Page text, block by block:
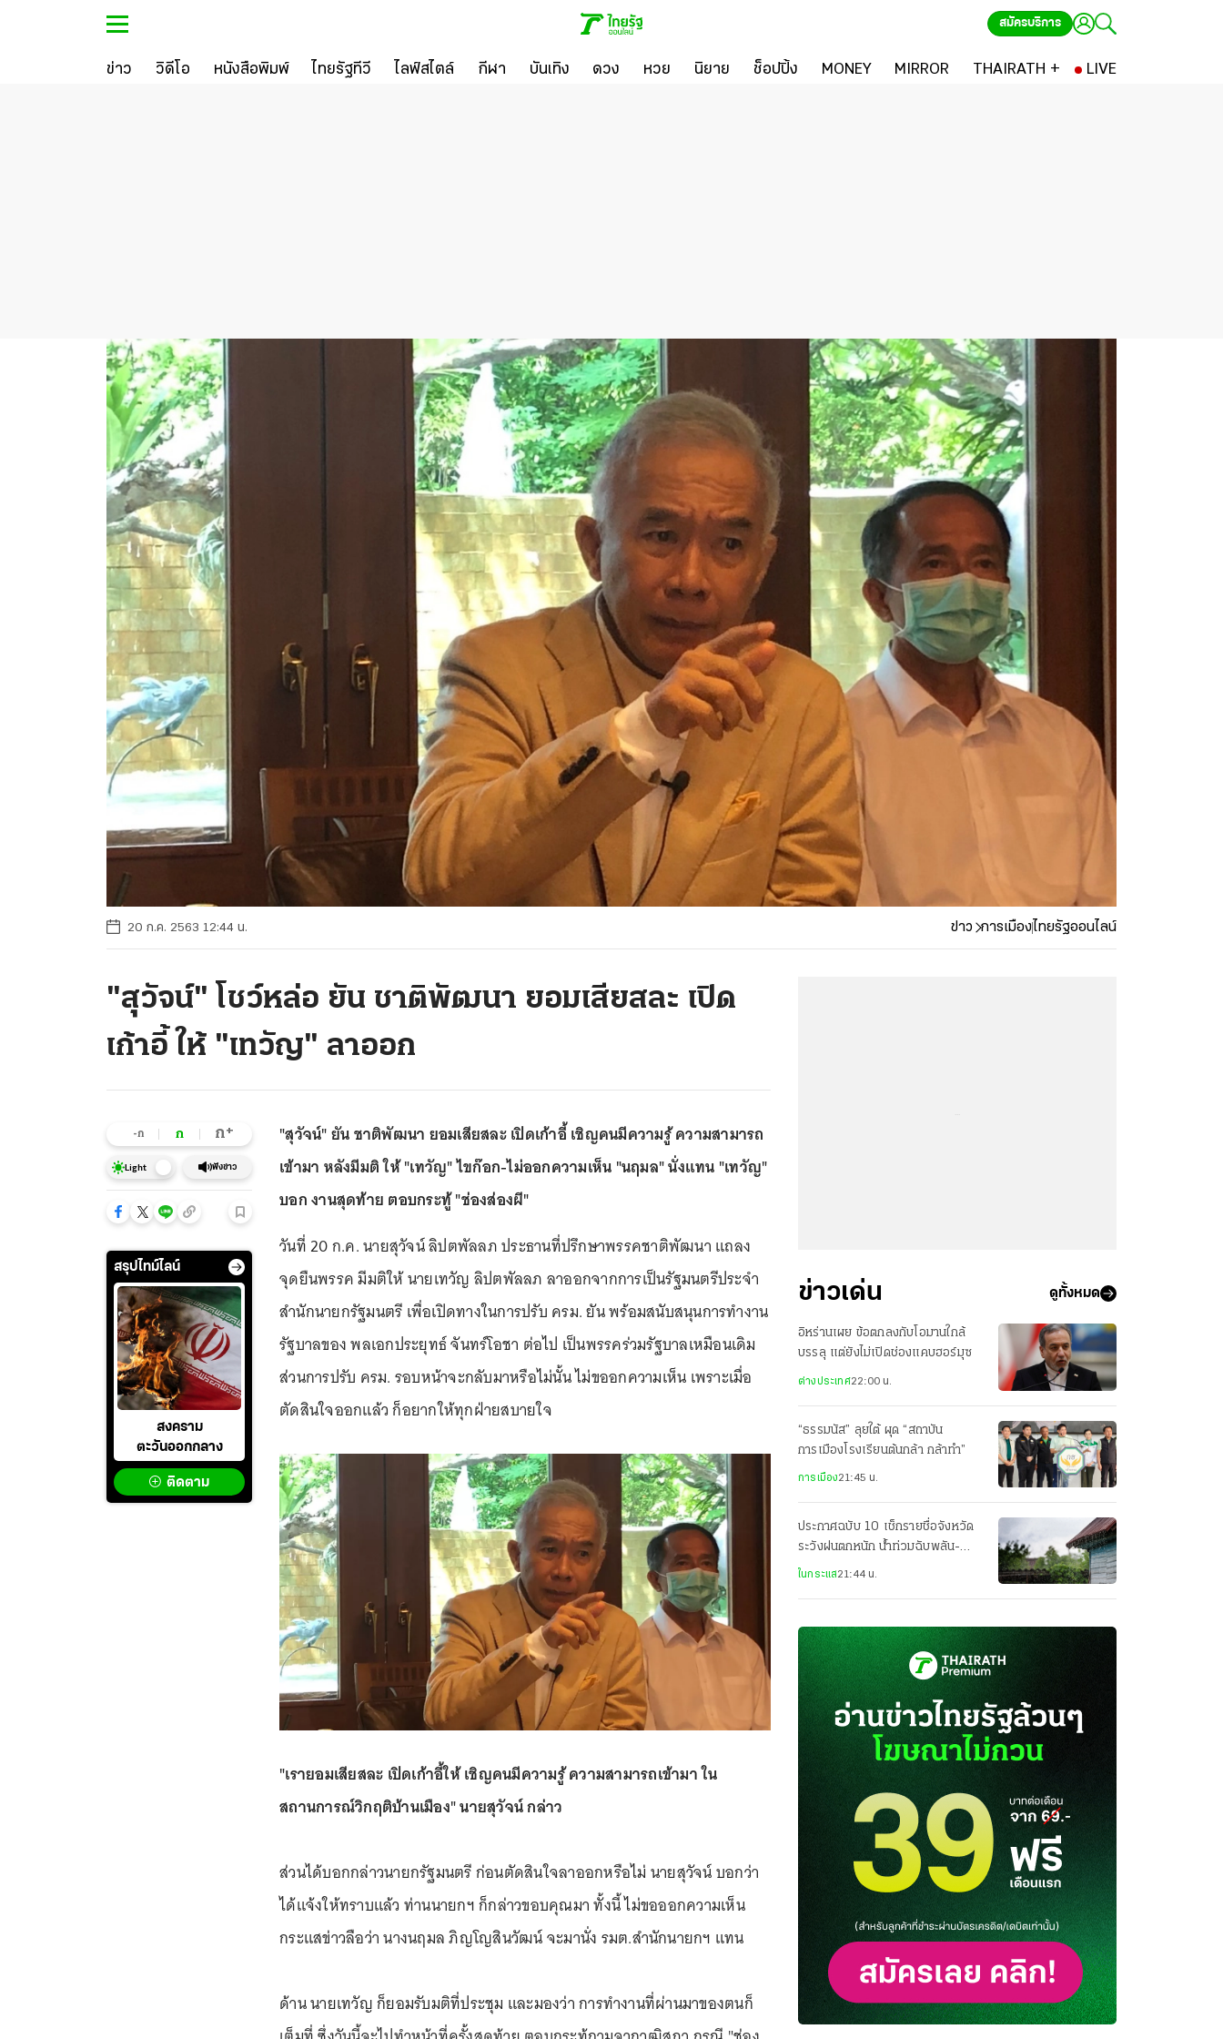
สมัครบริการ
ข่าว วิดีโอ หนังสือพิมพ์ ไทยรัฐทีวี ไลฟ์สไตล์ กีฬา บันเทิง ดวง หวย นิยาย ช็อปปิ้ง MONEY MIRROR THAIRATH + LIVE
20 ก.ค. 2563 12:44 น. ข่าว การเมืองไทยรัฐออนไลน์
"สุวัจน์" โชว์หล่อ ยัน ชาติพัฒนา ยอมเสียสละ เปิด
เก้าอี้ ให้ "เทวัญ" ลาออก
-ก ก ก+
Light ฟังข่าว
สรุปไทม์ไลน์
สงคราม
ตะวันออกกลาง
ติดตาม
"สุวัจน์" ยัน ชาติพัฒนา ยอมเสียสละ เปิดเก้าอี้ เชิญคนมีความรู้ ความสามารถ
เข้ามา หลังมีมติ ให้ "เทวัญ" ไขก๊อก-ไม่ออกความเห็น "นฤมล" นั่งแทน "เทวัญ"
บอก งานสุดท้าย ตอบกระทู้ "ช่องส่องผี"
วันที่ 20 ก.ค. นายสุวัจน์ ลิปตพัลลภ ประธานที่ปรึกษาพรรคชาติพัฒนา แถลง
จุดยืนพรรค มีมติให้ นายเทวัญ ลิปตพัลลภ ลาออกจากการเป็นรัฐมนตรีประจำ
สำนักนายกรัฐมนตรี เพื่อเปิดทางในการปรับ ครม. ยัน พร้อมสนับสนุนการทำงาน
รัฐบาลของ พลเอกประยุทธ์ จันทร์โอชา ต่อไป เป็นพรรคร่วมรัฐบาลเหมือนเดิม
ส่วนการปรับ ครม. รอบหน้าจะกลับมาหรือไม่นั้น ไม่ขออกความเห็น เพราะเมื่อ
ตัดสินใจออกแล้ว ก็อยากให้ทุกฝ่ายสบายใจ
"เรายอมเสียสละ เปิดเก้าอี้ให้ เชิญคนมีความรู้ ความสามารถเข้ามา ใน
สถานการณ์วิกฤติบ้านเมือง" นายสุวัจน์ กล่าว
ส่วนได้บอกกล่าวนายกรัฐมนตรี ก่อนตัดสินใจลาออกหรือไม่ นายสุวัจน์ บอกว่า
ได้แจ้งให้ทราบแล้ว ท่านนายกฯ ก็กล่าวขอบคุณมา ทั้งนี้ ไม่ขอออกความเห็น
กระแสข่าวลือว่า นางนฤมล ภิญโญสินวัฒน์ จะมานั่ง รมต.สำนักนายกฯ แทน
ด้าน นายเทวัญ ก็ยอมรับมติที่ประชุม และมองว่า การทำงานที่ผ่านมาของตนก็
ข่าวเด่น ดูทั้งหมด
อิหร่านเผย ข้อตกลงกับโอมานใกล้
บรรลุ แต่ยังไม่เปิดช่องแคบฮอร์มุซ
ต่างประเทศ22:00 น.
“ธรรมนัส” ลุยใต้ ผุด “สถาบัน
การเมืองโรงเรียนต้นกล้า กล้าทำ”
การเมือง21:45 น.
ประกาศฉบับ 10 เช็กรายชื่อจังหวัด
ระวังฝนตกหนัก น้ำท่วมฉับพลัน-
น้ำป่าหลาก 8-9 ส.ค.69
ในกระแส21:44 น.